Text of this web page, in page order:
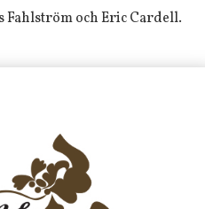
Fahlström och Eric Cardell.
det är bara att välja det
och fri frakt över 1200 kr.